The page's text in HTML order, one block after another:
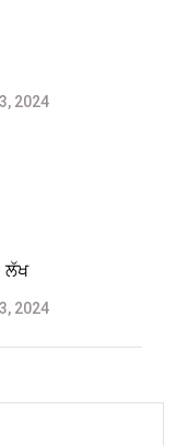
2024
ਲੱਖ
2024